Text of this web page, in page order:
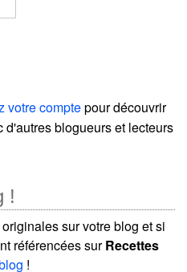
votre comptepour découvrir
d'autres blogueurs et lecteurs
!
sur votre blog et si
référencées surRecettes
!